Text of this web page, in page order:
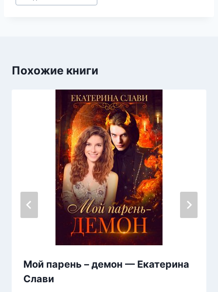
записи:
Похожие книги
Мой парень – демон — Екатерина
Слави